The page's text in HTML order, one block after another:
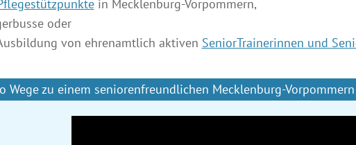
in Mecklenburg-Vorpommern,
oder
von ehrenamtlich aktiven SeniorTrainerinnen und
Wege zu einem seniorenfreundlichen Mecklenburg-Vorpommern